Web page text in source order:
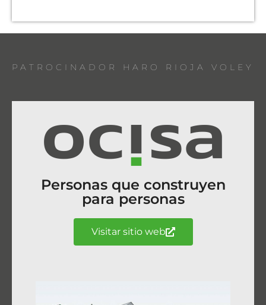
PATROCINADOR HARO RIOJA VOLEY
Personas que construyen
para personas
Visitar sitio web